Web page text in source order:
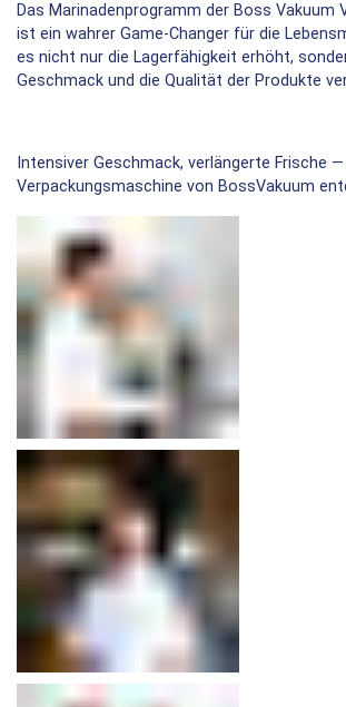
Das Marinadenprogramm der Boss Vakuum
ist ein wahrer Game-Changer für die
es nicht nur die Lagerfähigkeit erhöht,
Geschmack und die Qualität der Produkte
Intensiver Geschmack, verlängerte Frische
Verpackungsmaschine von BossVakuum